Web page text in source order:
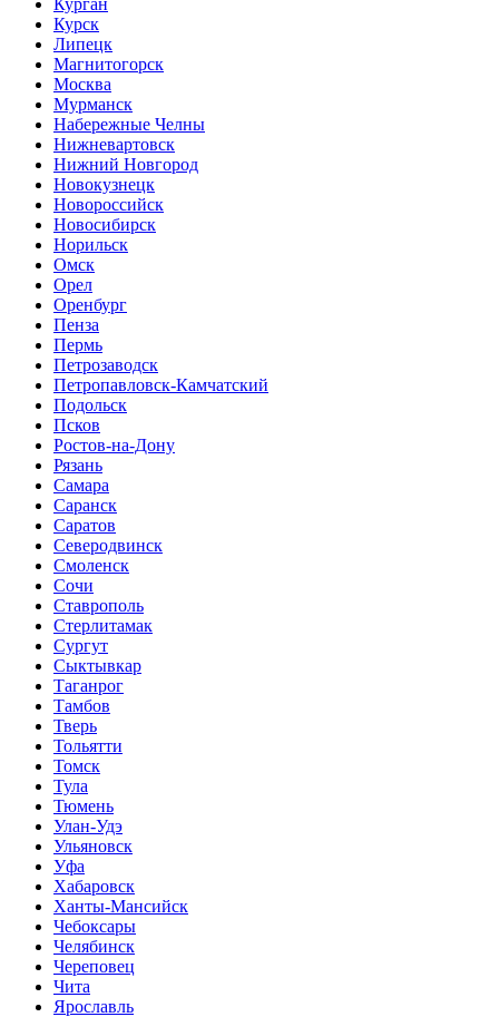
Курск
Липецк
Магнитогорск
Москва
Мурманск
Набережные Челны
Нижневартовск
Нижний Новгород
Новокузнецк
Новороссийск
Новосибирск
Норильск
Омск
Орел
Оренбург
Пенза
Пермь
Петрозаводск
Петропавловск-Камчатский
Подольск
Псков
Ростов-на-Дону
Рязань
Самара
Саранск
Саратов
Северодвинск
Смоленск
Сочи
Ставрополь
Стерлитамак
Сургут
Сыктывкар
Таганрог
Тамбов
Тверь
Тольятти
Томск
Тула
Тюмень
Улан-Удэ
Ульяновск
Уфа
Хабаровск
Ханты-Мансийск
Чебоксары
Челябинск
Череповец
Чита
Ярославль